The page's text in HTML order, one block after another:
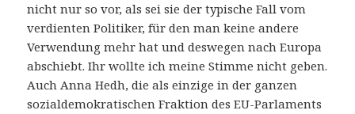
nicht nur so vor, als sei sie der typische Fall vom
verdienten Politiker, für den man keine andere
Verwendung mehr hat und deswegen nach Europa
abschiebt. Ihr wollte ich meine Stimme nicht geben.
Auch Anna Hedh, die als einzige in der ganzen
sozialdemokratischen Fraktion des EU-Parlaments